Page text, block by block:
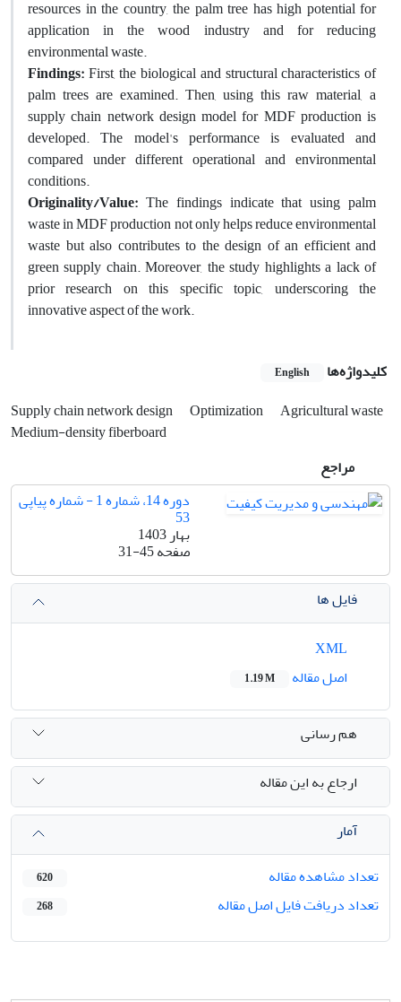
resources in the country, the palm tree has high potential for
application in the wood industry and for reducing
environmental waste.
Findings:First, the biological and structural characteristics of
palm trees are examined. Then, using this raw material, a
supply chain network design model for MDF production is
developed. The model's performance is evaluated and
compared under different operational and environmental
conditions.
Originality/Value: The findings indicate that using palm
waste in MDF production not only helps reduce environmental
waste but also contributes to the design of an efficient and
green supply chain. Moreover, the study highlights a lack of
prior research on this specific topic, underscoring the
innovative aspect of the work.
کلیدواژه‌ها English
Supply chain network design Optimization
Agricultural waste
Medium-density fiberboard
مراجع
دوره 14، شماره 1 - شماره پیاپی
53
بهار 1403
صفحه31-45
فایل ها
اصل مقاله
1.19 M
هم رسانی
ارجاع به این مقاله
آمار
تعداد مشاهده مقاله
620
تعداد دریافت فایل اصل مقاله 268